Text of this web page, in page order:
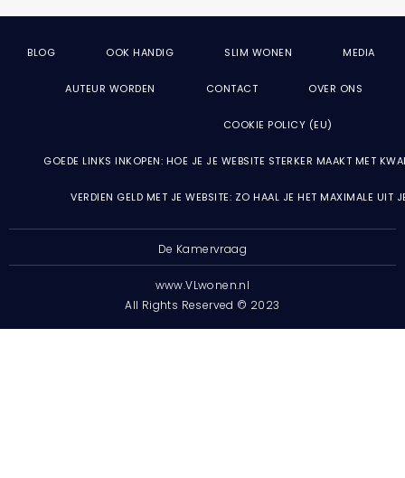
BLOG OOK HANDIG SLIM WONEN MEDIA
AUTEUR WORDEN CONTACT OVER ONS
COOKIE POLICY (EU)
GOEDE LINKS INKOPEN: HOE JE JE WEBSITE STERKER MAAKT MET
VERDIEN GELD MET JE WEBSITE: ZO HAAL JE HET MAXIMALE UIT
De Kamervraag
www.VLwonen.nl
All Rights Reserved © 2023